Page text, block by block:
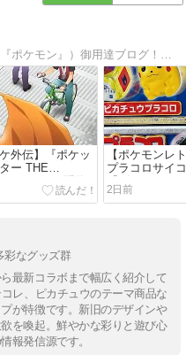
外伝】『ポケッ
ー THE
、TVerにて配信
【ポケモンレ
プラコロサイ
『ピカチュウ
ス』
2日前
彩なグッズ群
最新コラボまで幅広く紹介して
レ、ピカチュウのテーマ商品な
が特徴です。新旧のデザインや
を喚起。鮮やかな彩りと遊び心
報発信源です。